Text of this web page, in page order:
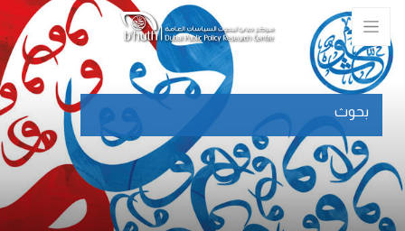
بحوث